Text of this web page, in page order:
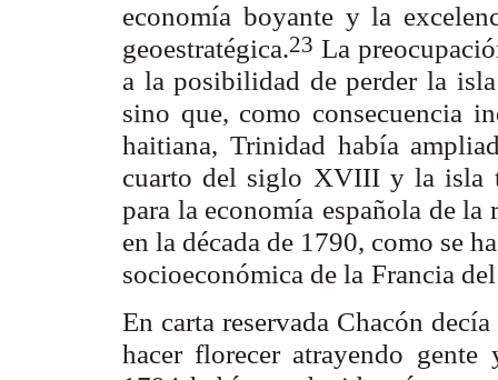
economía boyante y la
geoestratégica.23 La
a la posibilidad de perder la
sino que, como consecuencia
haitiana, Trinidad había
cuarto del siglo XVIII y la isla
para la economía española de la
en la década de 1790, como se
socioeconómica de la Francia
En carta reservada Chacón
hacer florecer atrayendo gente